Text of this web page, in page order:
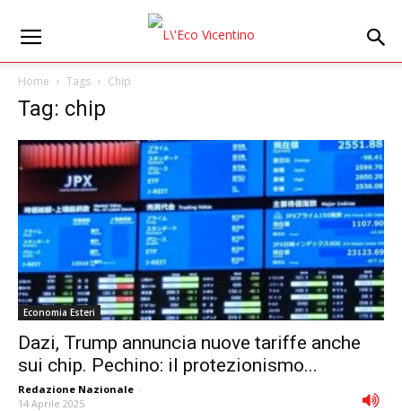
Home Tags Chip
Tag: chip
Economia Esteri
Dazi, Trump annuncia nuove tariffe anche
sui chip. Pechino: il protezionismo...
Redazione Nazionale -
14 Aprile 2025